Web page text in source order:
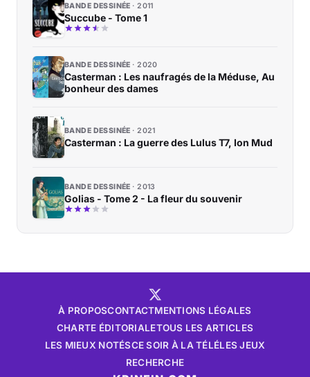
BANDE DESSINÉE 2011
Succube - Tome 1
BANDE DESSINÉE 2020
Casterman : Les naufragés de la Méduse, Au
bonheur des dames
BANDE DESSINÉE 2021
Casterman : La guerre des Lulus T7, Ion Mud
BANDE DESSINÉE 2013
Golias - Tome 2 - La fleur du souvenir
À PROPOSCONTACTMENTIONS LÉGALES
CHARTE ÉDITORIALETOUS LES ARTICLES
LES MIEUX NOTÉSCE SOIR À LA TÉLÉLES JEUX
RECHERCHE